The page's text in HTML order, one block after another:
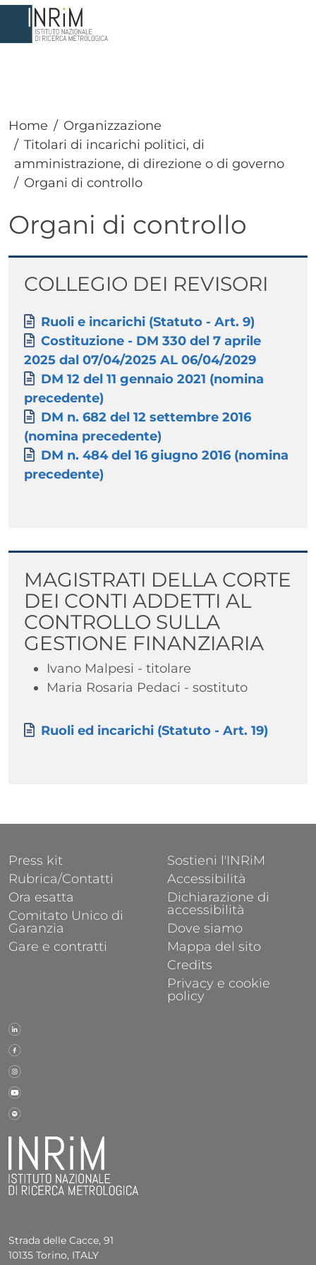
Salta al contenuto principale
Home
Organizzazione
Titolari di incarichi politici, di
amministrazione, di direzione o di governo
Organi di controllo
Organi di controllo
Titolo
COLLEGIO DEI REVISORI
Paragrafo
Allegati
Documento
Ruoli e incarichi (Statuto - Art. 9)
Documento
Costituzione - DM 330 del 7 aprile
2025 dal 07/04/2025 AL 06/04/2029
Documento
DM 12 del 11 gennaio 2021 (nomina
precedente)
Documento
DM n. 682 del 12 settembre 2016
(nomina precedente)
Documento
DM n. 484 del 16 giugno 2016 (nomina
precedente)
Titolo
MAGISTRATI DELLA CORTE
DEI CONTI ADDETTI AL
CONTROLLO SULLA
GESTIONE FINANZIARIA
TestoIvano Malpesi - titolare
Maria Rosaria Pedaci - sostituto
Paragrafo
Allegati
Documento
Ruoli ed incarichi (Statuto - Art. 19)
Strada delle Cacce, 91
10135 Torino, ITALY
FOOTER 1
Press kit
Rubrica/Contatti
Ora esatta
Comitato Unico di
Garanzia
Gare e contratti
FOOTER 2
Sostieni l'INRiM
Accessibilità
Dichiarazione di
accessibilità
Dove siamo
Mappa del sito
Credits
Privacy e cookie
policy